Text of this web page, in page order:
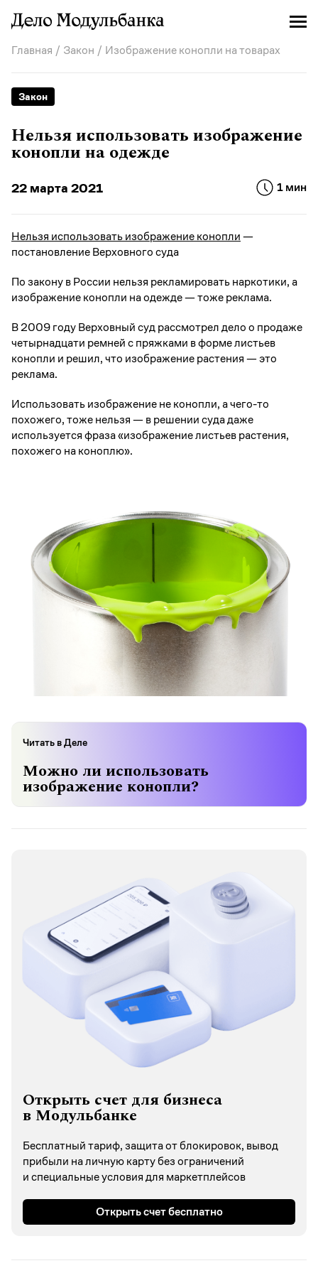
Главная / Закон / Изображение конопли на товарах
Закон
Нельзя использовать изображение
конопли на одежде
22 марта 2021 1 мин
Нельзя использовать изображение конопли—
постановление Верховного суда
По закону в России нельзя рекламировать наркотики, а
изображение конопли на одежде — тоже реклама.
В 2009 году Верховный суд рассмотрел дело о продаже
четырнадцати ремней с пряжками в форме листьев
конопли и решил, что изображение растения — это
реклама.
Использовать изображение не конопли, а чего-то
похожего, тоже нельзя — в решении суда даже
используется фраза «изображение листьев растения,
похожего на коноплю».
Читать в Деле
Можно ли использовать
изображение конопли?
Открыть счет для бизнеса
в Модульбанке
Бесплатный тариф, защита от блокировок, вывод
прибыли на личную карту без ограничений
и специальные условия для маркетплейсов
Открыть счет бесплатно